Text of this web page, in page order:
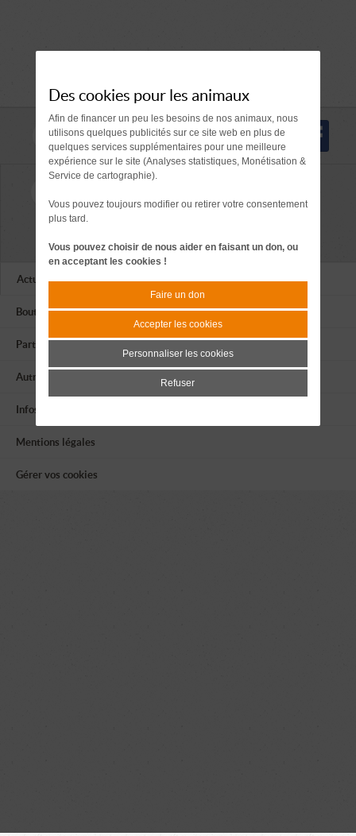
Nous suivre
Tél. 04 76 77 20 06
38420 LE VERSOUD
Actualités
Boutique
Partenaires
Autres associations
Infos utiles
Mentions légales
Gérer vos cookies
Des cookies pour les animaux
Afin de financer un peu les besoins de nos animaux, nous
utilisons quelques publicités sur ce site web en plus de
quelques services supplémentaires pour une meilleure
expérience sur le site (Analyses statistiques, Monétisation &
Service de cartographie).
Vous pouvez toujours modifier ou retirer votre consentement
plus tard.
Vous pouvez choisir de nous aider en faisant un don, ou
en acceptant les cookies !
Faire un don
Accepter les cookies
Personnaliser les cookies
Refuser